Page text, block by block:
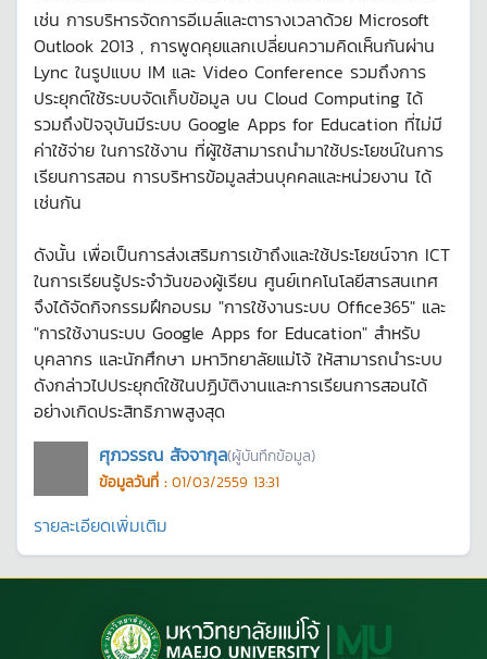
เช่น การบริหารจัดการอีเมล์และตารางเวลาด้วย Microsoft
Outlook 2013 , การพูดคุยแลกเปลี่ยนความคิดเห็นกันผ่าน
Lync ในรูปแบบ IM และ Video Conference รวมถึงการ
ประยุกต์ใช้ระบบจัดเก็บข้อมูล บน Cloud Computing ได้
รวมถึงปัจจุบันมีระบบ Google Apps for Education ที่ไม่มี
ค่าใช้จ่าย ในการใช้งาน ที่ผู้ใช้สามารถนำมาใช้ประโยชน์ในการ
เรียนการสอน การบริหารข้อมูลส่วนบุคคลและหน่วยงาน ได้
เช่นกัน
ดังนั้น เพื่อเป็นการส่งเสริมการเข้าถึงและใช้ประโยชน์จาก ICT
ในการเรียนรู้ประจำวันของผู้เรียน ศูนย์เทคโนโลยีสารสนเทศ
จึงได้จัดกิจกรรมฝึกอบรม "การใช้งานระบบ Office365" และ
"การใช้งานระบบ Google Apps for Education" สำหรับ
บุคลากร และนักศึกษา มหาวิทยาลัยแม่โจ้ ให้สามารถนำระบบ
ดังกล่าวไปประยุกต์ใช้ในปฏิบัติงานและการเรียนการสอนได้
อย่างเกิดประสิทธิภาพสูงสุด
ศุภวรรณ สัจจากุล(ผู้บันทึกข้อมูล)
ข้อมูลวันที่ : 01/03/2559 13:31
รายละเอียดเพิ่มเติม